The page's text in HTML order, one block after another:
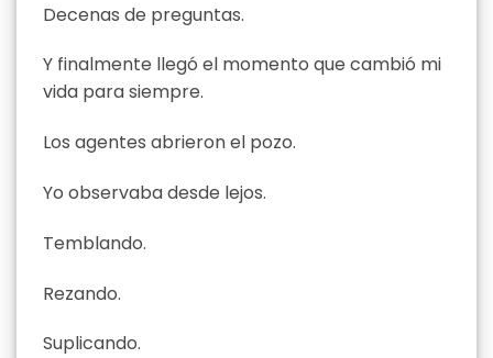
Decenas de preguntas.
Y finalmente llegó el momento que cambió mi
vida para siempre.
Los agentes abrieron el pozo.
Yo observaba desde lejos.
Temblando.
Rezando.
Suplicando.